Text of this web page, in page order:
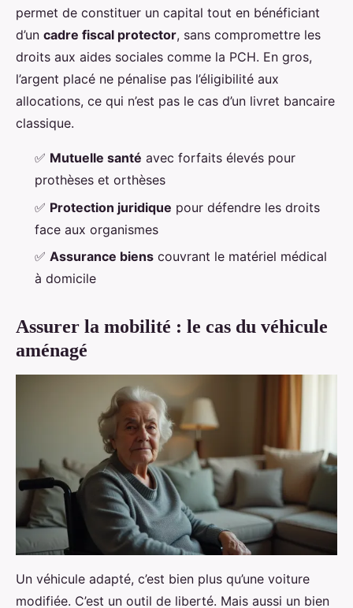
permet de constituer un capital tout en bénéficiant
d’un cadre fiscal protector, sans compromettre les
droits aux aides sociales comme la PCH. En gros,
l’argent placé ne pénalise pas l’éligibilité aux
allocations, ce qui n’est pas le cas d’un livret bancaire
classique.
✅ Mutuelle santé avec forfaits élevés pour
prothèses et orthèses
✅ Protection juridique pour défendre les droits
face aux organismes
✅ Assurance biens couvrant le matériel médical
à domicile
Assurer la mobilité : le cas du véhicule
aménagé
Un véhicule adapté, c’est bien plus qu’une voiture
modifiée. C’est un outil de liberté. Mais aussi un bien